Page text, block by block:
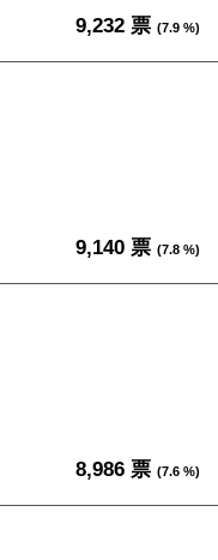
9,232 票 (7.9 %)
9,140 票 (7.8 %)
8,986 票 (7.6 %)